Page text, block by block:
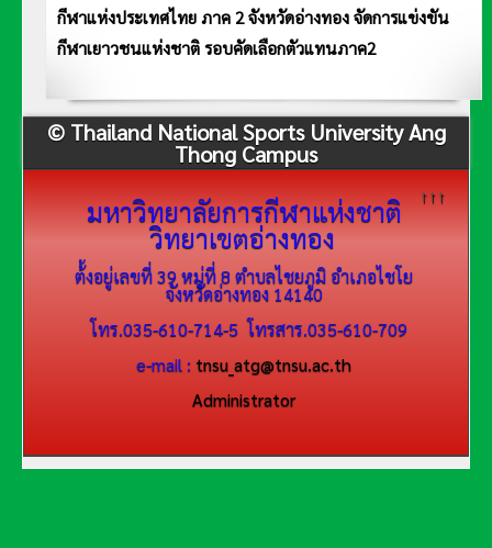
© Thailand National Sports University Ang
Thong Campus
↑↑↑
มหาวิทยาลัยการกีฬาแห่งชาติ
วิทยาเขตอ่างทอง
ต้้งอยู่เลขที่ 39 หมู่ที่ 8 ตำบลไชยภูมิ อำเภอไชโย
จังหวัดอ่างทอง 14140
โทร.035-610-714-5 โทรสาร.035-610-709
e-mail : tnsu_atg@tnsu.ac.th
Administrator
กีฬาแห่งประเทศไทย ภาค 2 จังหวัดอ่างทอง จัดการแข่งขัน
กีฬาเยาวชนแห่งชาติ รอบคัดเลือกตัวแทนภาค2